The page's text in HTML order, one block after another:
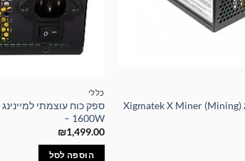
ספק כוח איכותי למיינינג Xigmatek X Miner (Mining)
כללי
– 1600W
₪1,499.00
הוספה לסל